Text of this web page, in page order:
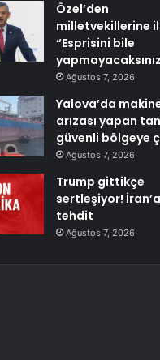
Özel’den
milletvekillerine
“Esprisini bile
Ağustos 7, 2026
Yalova’da
arızası yapan
güvenli bölgeye
Ağustos 7, 2026
Trump gittikçe
sertleşiyor!
tehdit
Ağustos 7, 2026